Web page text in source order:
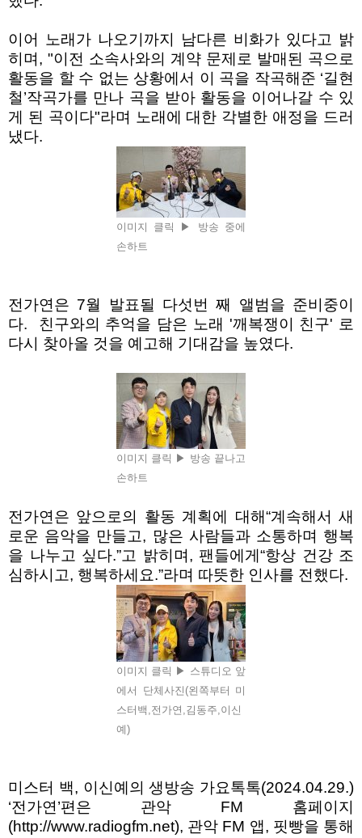
이어 노래가 나오기까지 남다른 비화가 있다고 밝
히며, "이전 소속사와의 계약 문제로 발매된 곡으로
활동을 할 수 없는 상황에서 이 곡을 작곡해준 ‘길현
철’작곡가를 만나 곡을 받아 활동을 이어나갈 수 있
게 된 곡이다"라며 노래에 대한 각별한 애정을 드러
냈다.
이미지 클릭 ▶ 방송 중에
손하트
전가연은 7월 발표될 다섯번 째 앨범을 준비중이
다. 친구와의 추억을 담은 노래 '깨복쟁이 친구' 로
다시 찾아올 것을 예고해 기대감을 높였다.
이미지 클릭 ▶ 방송 끝나고
손하트
전가연은 앞으로의 활동 계획에 대해“계속해서 새
로운 음악을 만들고, 많은 사람들과 소통하며 행복
을 나누고 싶다.”고 밝히며 , 팬들에게 “항상 건강 조
심하시고, 행복하세요.”라며 따뜻한 인사를 전했다.
이미지 클릭 ▶ 스튜디오 앞
에서 단체사진(왼쪽부터 미
스터백,전가연,김동주,이신
예)
미스터 백, 이신예의 생방송 가요톡톡(2024.04.29.)
‘전가연 ’편은 관악 FM 홈페이지
(http://www.radiogfm.net), 관악 FM 앱, 핏빵을 통해